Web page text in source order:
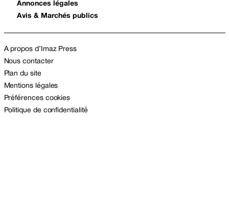
Annonces légales
Avis & Marchés publics
A propos d’Imaz Press
Nous contacter
Plan du site
Mentions légales
Préférences cookies
Politique de confidentialité